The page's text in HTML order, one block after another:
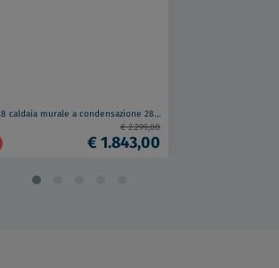
Victrix Maior 28 caldaia murale a condensazione 28 Kw a metano codice prod: 3.033697
€ 2.299,00
€ 1.843,00